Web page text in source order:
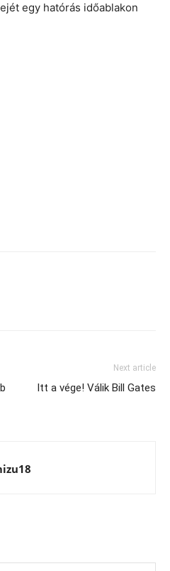
egy hatórás időablakon
Next article
Itt a vége! Válik Bill Gates